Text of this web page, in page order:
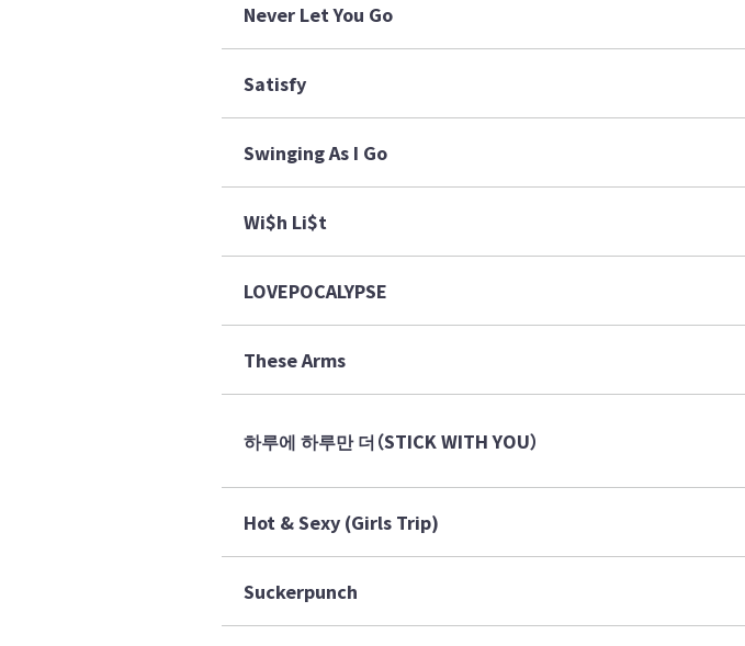
Never Let You Go
Satisfy
Swinging As I Go
Wi$h Li$t
LOVEPOCALYPSE
These Arms
하루에 하루만 더（STICK WITH YOU）
Hot & Sexy (Girls Trip)
Suckerpunch